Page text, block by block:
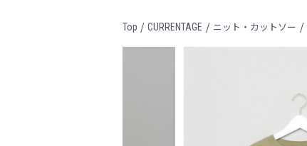
Top / CURRENTAGE / ニット・カットソー /